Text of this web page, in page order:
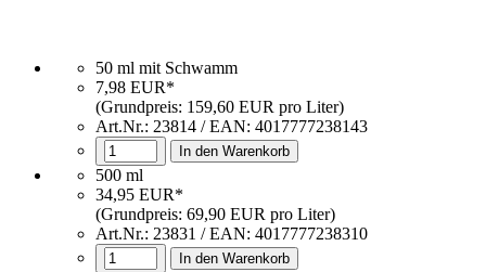
50 ml mit Schwamm
7,98 EUR*
(Grundpreis: 159,60 EUR pro Liter)
Art.Nr.: 23814 / EAN: 4017777238143
In den Warenkorb
500 ml
34,95 EUR*
(Grundpreis: 69,90 EUR pro Liter)
Art.Nr.: 23831 / EAN: 4017777238310
In den Warenkorb